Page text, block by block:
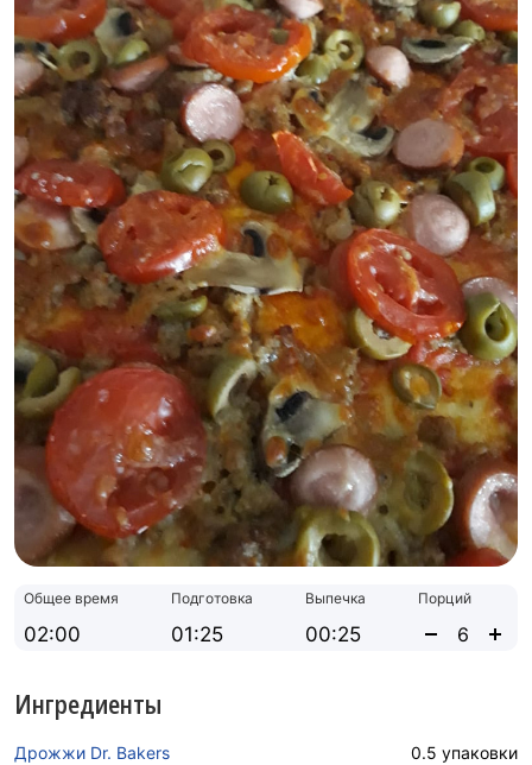
Общее время
02:00
Подготовка
01:25
Выпечка
00:25
Порций
Ингредиенты
Дрожжи Dr. Bakers 0.5 упаковки